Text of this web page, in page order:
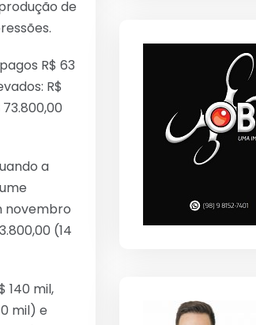
de
R$ 63
R$
a
novembro
(14
140 mil,
mil) e